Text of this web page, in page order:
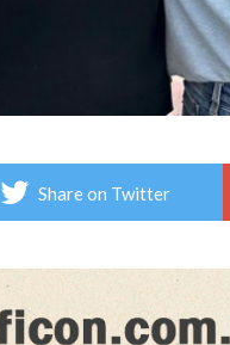
Share on Twitter